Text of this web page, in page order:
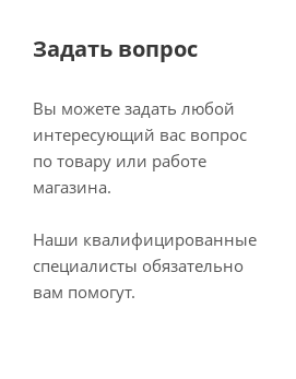
Задать вопрос
Вы можете задать любой
интересующий вас вопрос
по товару или работе
магазина.
Наши квалифицированные
специалисты обязательно
вам помогут.